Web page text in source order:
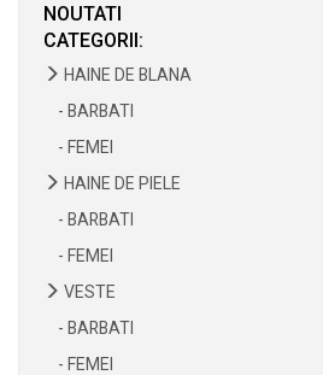
NOUTATI
CATEGORII:
HAINE DE BLANA
- BARBATI
- FEMEI
HAINE DE PIELE
- BARBATI
- FEMEI
VESTE
- BARBATI
- FEMEI